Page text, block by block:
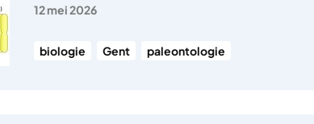
12 mei 2026
biologie Gent paleontologie